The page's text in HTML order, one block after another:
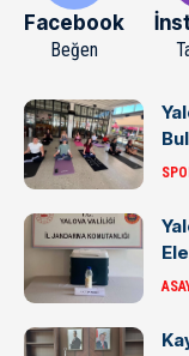
Facebook
Beğen